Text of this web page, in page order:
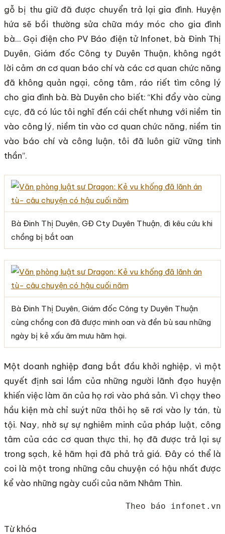
gỗ bị thu giữ đã được chuyển trả lại gia đình. Huyện
hứa sẽ bồi thường sửa chữa máy móc cho gia đình
bà… Gọi điện cho PV Báo điện tử Infonet, bà Đinh Thị
Duyên, Giám đốc Công ty Duyên Thuận, không ngớt
lời cảm ơn cơ quan báo chí và các cơ quan chức năng
đã không quản ngại, công tâm, ráo riết tìm công lý
cho gia đình bà. Bà Duyên cho biết: “Khi đẩy vào cùng
cực, đã có lúc tôi nghĩ đến cái chết nhưng với niềm tin
vào công lý, niềm tin vào cơ quan chức năng, niềm tin
vào báo chí và công luận, tôi đã luôn giữ vững tinh
thần”.
Bà Đinh Thị Duyên, GĐ Cty Duyên Thuận, đi kêu cứu khi
chồng bị bắt oan
Bà Đinh Thị Duyên, Giám đốc Công ty Duyên Thuận
cùng chồng con đã được minh oan và đền bù sau những
ngày bị kẻ xấu âm mưu hãm hại.
Một doanh nghiệp đang bắt đầu khởi nghiệp, vì một
quyết định sai lầm của những người lãnh đạo huyện
khiến việc làm ăn của họ rơi vào phá sản. Vì chạy theo
hầu kiện mà chỉ suýt nữa thôi họ sẽ rơi vào ly tán, tù
tội. Nay, nhờ sự sự nghiêm minh của pháp luật, công
tâm của các cơ quan thực thi, họ đã được trả lại sự
trong sạch, kẻ hãm hại đã phả trả giá. Đây có thể là
coi là một trong những câu chuyện có hậu nhất được
kể vào những ngày cuối của năm Nhâm Thìn.
Theo báo infonet.vn
Từ khóa